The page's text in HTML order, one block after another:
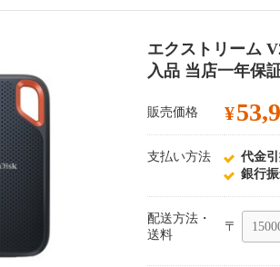
エクストリーム
入品 当店一年保
販売価格 ¥
支払い方法
代金
銀行
配送方法・
送料
〒